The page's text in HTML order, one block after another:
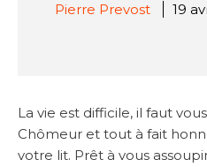
Pierre Prevost 19
La vie est difficile, il faut
Chômeur et tout à fait
votre lit. Prêt à vous